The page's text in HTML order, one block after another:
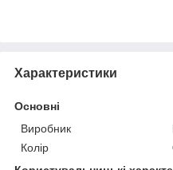
Характеристики
Основні
Виробник
Колір